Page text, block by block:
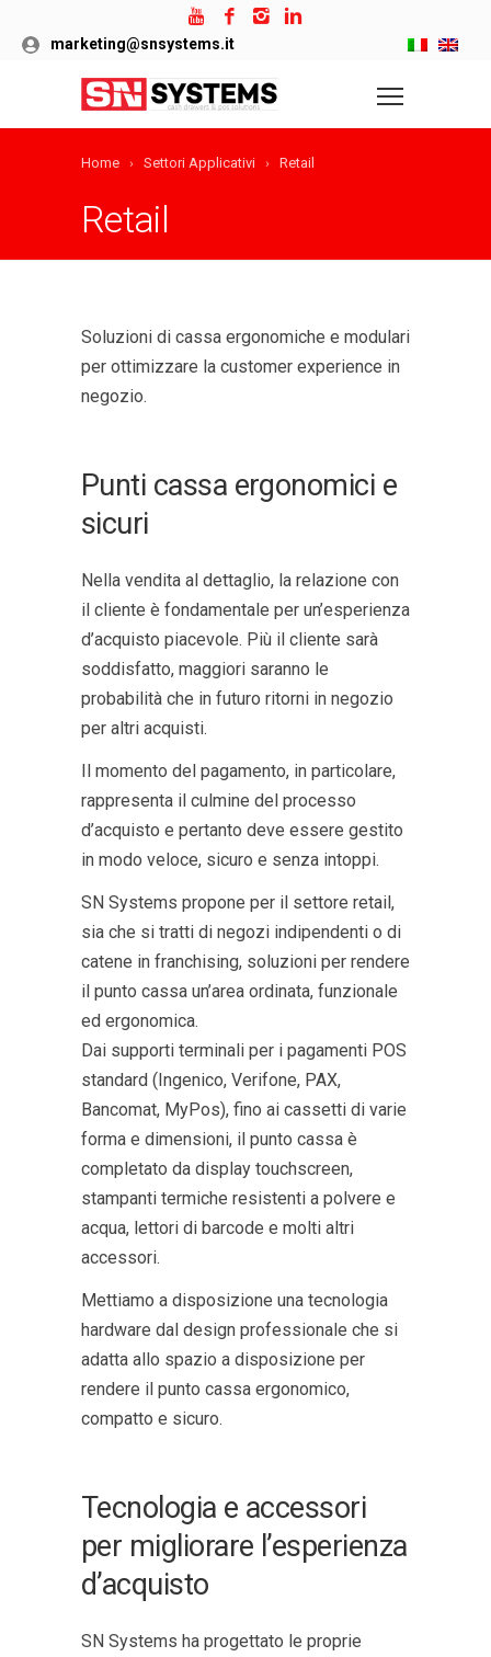
marketing@snsystems.it
Home Settori Applicativi Retail
Retail
Soluzioni di cassa ergonomiche e modulari
per ottimizzare la customer experience in
negozio.
Punti cassa ergonomici e
sicuri
Nella vendita al dettaglio, la relazione con
il cliente è fondamentale per un’esperienza
d’acquisto piacevole. Più il cliente sarà
soddisfatto, maggiori saranno le
probabilità che in futuro ritorni in negozio
per altri acquisti.
Il momento del pagamento, in particolare,
rappresenta il culmine del processo
d’acquisto e pertanto deve essere gestito
in modo veloce, sicuro e senza intoppi.
SN Systems propone per il settore retail,
sia che si tratti di negozi indipendenti o di
catene in franchising, soluzioni per rendere
il punto cassa un’area ordinata, funzionale
ed ergonomica.
Dai supporti terminali per i pagamenti POS
standard (Ingenico, Verifone, PAX,
Bancomat, MyPos), fino ai cassetti di varie
forma e dimensioni, il punto cassa è
completato da display touchscreen,
stampanti termiche resistenti a polvere e
acqua, lettori di barcode e molti altri
accessori.
Mettiamo a disposizione una tecnologia
hardware dal design professionale che si
adatta allo spazio a disposizione per
rendere il punto cassa ergonomico,
compatto e sicuro.
Tecnologia e accessori
per migliorare l’esperienza
d’acquisto
SN Systems ha progettato le proprie